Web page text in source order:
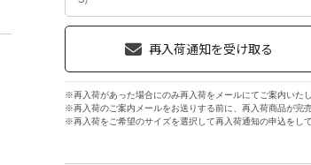
※再入荷があった場合にのみ再入荷をメールにてご案内いたし
※再入荷のご案内メールをお送りする前に、再入荷商品が完
※再入荷をご希望のサイズを選択して再入荷通知の申込をして